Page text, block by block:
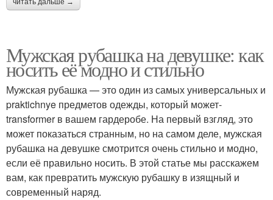
читать дальше →
Мужская рубашка на девушке: как
носить её модно и стильно
Мужская рубашка — это один из самых универсальных и
praktichnye предметов одежды, который может-
transformer в вашем гардеробе. На первый взгляд, это
может показаться странным, но на самом деле, мужская
рубашка на девушке смотрится очень стильно и модно,
если её правильно носить. В этой статье мы расскажем
вам, как превратить мужскую рубашку в изящный и
современный наряд.